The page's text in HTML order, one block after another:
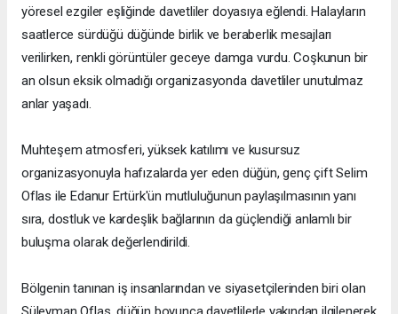
yöresel ezgiler eşliğinde davetliler doyasıya eğlendi. Halayların
saatlerce sürdüğü düğünde birlik ve beraberlik mesajları
verilirken, renkli görüntüler geceye damga vurdu. Coşkunun bir
an olsun eksik olmadığı organizasyonda davetliler unutulmaz
anlar yaşadı.
Muhteşem atmosferi, yüksek katılımı ve kusursuz
organizasyonuyla hafızalarda yer eden düğün, genç çift Selim
Oflas ile Edanur Ertürk'ün mutluluğunun paylaşılmasının yanı
sıra, dostluk ve kardeşlik bağlarının da güçlendiği anlamlı bir
buluşma olarak değerlendirildi.
Bölgenin tanınan iş insanlarından ve siyasetçilerinden biri olan